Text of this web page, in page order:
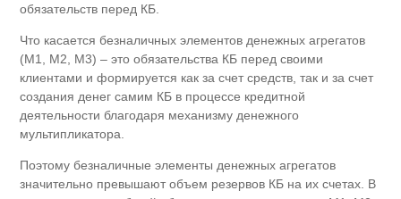
обязательств перед КБ.
Что касается безналичных элементов денежных агрегатов
(М1, М2, М3) – это обязательства КБ перед своими
клиентами и формируется как за счет средств, так и за счет
создания денег самим КБ в процессе кредитной
деятельности благодаря механизму денежного
мультипликатора.
Поэтому безналичные элементы денежных агрегатов
значительно превышают объем резервов КБ на их счетах. В